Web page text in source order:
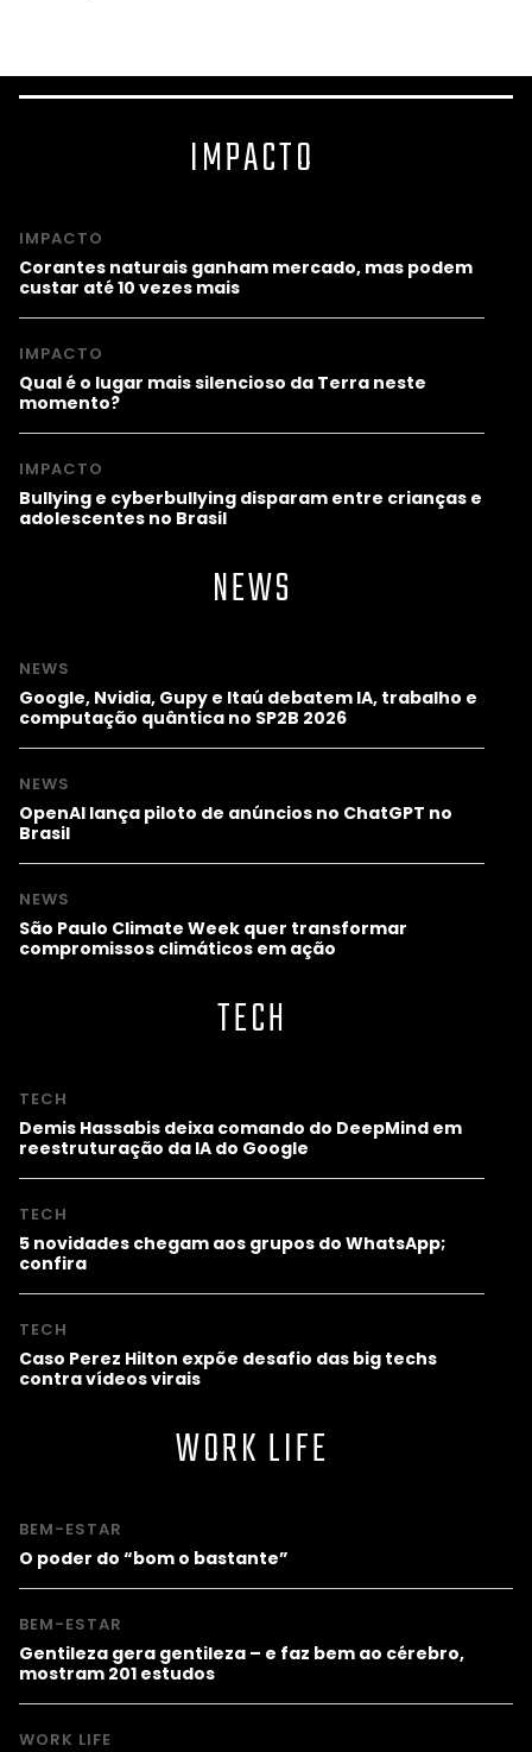
IMPACTO
IMPACTO
Corantes naturais ganham mercado, mas podem
custar até 10 vezes mais
IMPACTO
Qual é o lugar mais silencioso da Terra neste
momento?
IMPACTO
Bullying e cyberbullying disparam entre crianças e
adolescentes no Brasil
NEWS
NEWS
Google, Nvidia, Gupy e Itaú debatem IA, trabalho e
computação quântica no SP2B 2026
NEWS
OpenAI lança piloto de anúncios no ChatGPT no
Brasil
NEWS
São Paulo Climate Week quer transformar
compromissos climáticos em ação
TECH
TECH
Demis Hassabis deixa comando do DeepMind em
reestruturação da IA do Google
TECH
5 novidades chegam aos grupos do WhatsApp;
confira
TECH
Caso Perez Hilton expõe desafio das big techs
contra vídeos virais
WORK LIFE
BEM-ESTAR
O poder do “bom o bastante”
BEM-ESTAR
Gentileza gera gentileza – e faz bem ao cérebro,
mostram 201 estudos
WORK LIFE